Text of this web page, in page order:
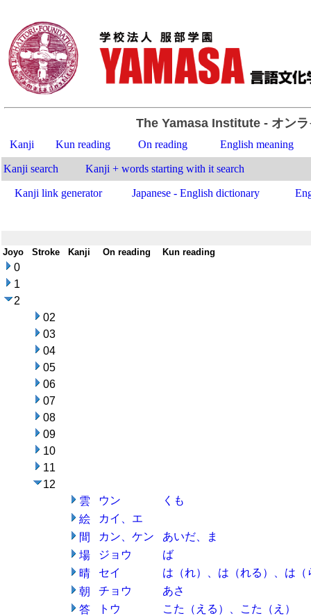
The Yamasa Institute- オンラ
Kanji Kun reading On reading English meaning
Kanji search Kanji + words starting with it search
Kanji link generator Japanese - English dictionary
Joyo Stroke Kanji On reading Kun reading
0
1
2
02
03
04
05
06
07
08
09
10
11
12
雲
ウン
くも
絵
カイ、エ
間
カン、ケン
あいだ、ま
場
ジョウ
ば
晴
セイ
は（れ）、は（れる）、は（
朝
チョウ
あさ
答
トウ
こた（える）、こた（え）